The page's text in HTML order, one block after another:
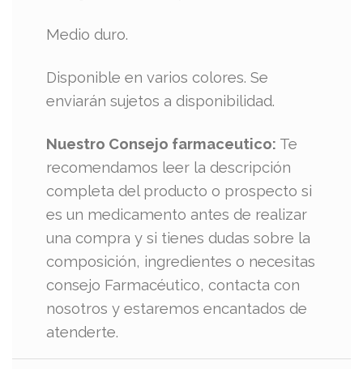
Medio duro.
Disponible en varios colores. Se
enviarán sujetos a disponibilidad.
Nuestro Consejo farmaceutico: Te
recomendamos leer la descripción
completa del producto o prospecto si
es un medicamento antes de realizar
una compra y si tienes dudas sobre la
composición, ingredientes o necesitas
consejo Farmacéutico, contacta con
nosotros y estaremos encantados de
atenderte.